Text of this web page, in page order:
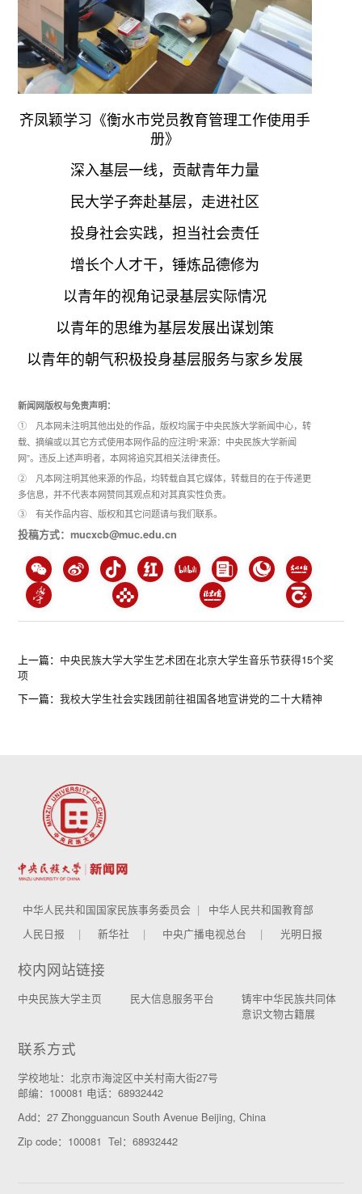
齐凤颖学习《衡水市党员教育管理工作使用手
册》
深入基层一线，贡献青年力量
民大学子奔赴基层，走进社区
投身社会实践，担当社会责任
增长个人才干，锤炼品德修为
以青年的视角记录基层实际情况
以青年的思维为基层发展出谋划策
以青年的朝气积极投身基层服务与家乡发展
新闻网版权与免责声明：
① 凡本网未注明其他出处的作品，版权均属于中央民族大学新闻中心，转
载、摘编或以其它方式使用本网作品的应注明“来源：中央民族大学新闻
网”。违反上述声明者，本网将追究其相关法律责任。
② 凡本网注明其他来源的作品，均转载自其它媒体，转载目的在于传递更
多信息，并不代表本网赞同其观点和对其真实性负责。
③ 有关作品内容、版权和其它问题请与我们联系。
投稿方式：mucxcb@muc.edu.cn
上一篇： 中央民族大学大学生艺术团在北京大学生音乐节获得15个奖
项
下一篇：我校大学生社会实践团前往祖国各地宣讲党的二十大精神
中华人民共和国国家民族事务委员会
中华人民共和国教育部
人民日报
新华社 中央广播电视总台 光明日报
校内网站链接
中央民族大学主页 民大信息服务平台
铸牢中华民族共同体
意识文物古籍展
联系方式
学校地址：北京市海淀区中关村南大街27号
邮编：100081 电话：68932442
Add：27 Zhongguancun South Avenue Beijing, China
Zip code：100081 Tel：68932442